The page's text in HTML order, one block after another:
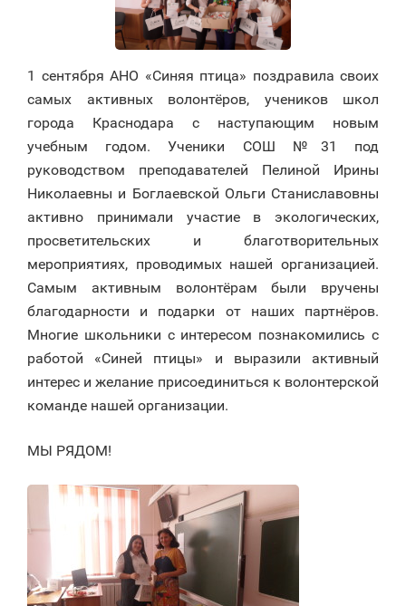
1 сентября АНО «Синяя птица» поздравила своих
самых активных волонтёров, учеников школ
города Краснодара с наступающим новым
учебным годом. Ученики СОШ №31 под
руководством преподавателей Пелиной Ирины
Николаевны и Боглаевской Ольги Станиславовны
активно принимали участие в экологических,
просветительских и благотворительных
мероприятиях, проводимых нашей организацией.
Самым активным волонтёрам были вручены
благодарности и подарки от наших партнёров.
Многие школьники с интересом познакомились с
работой «Синей птицы» и выразили активный
интерес и желание присоединиться к волонтерской
команде нашей организации.
МЫ РЯДОМ!